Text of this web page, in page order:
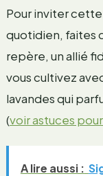
Pour inviter
quotidien, faites
repère, un allié
vous cultivez
lavandes qui
(voir astuces
A lire aussi :